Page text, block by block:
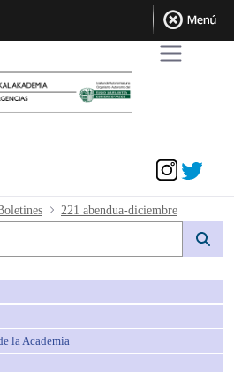
- avpe
221 abendua-diciembre
la Academia